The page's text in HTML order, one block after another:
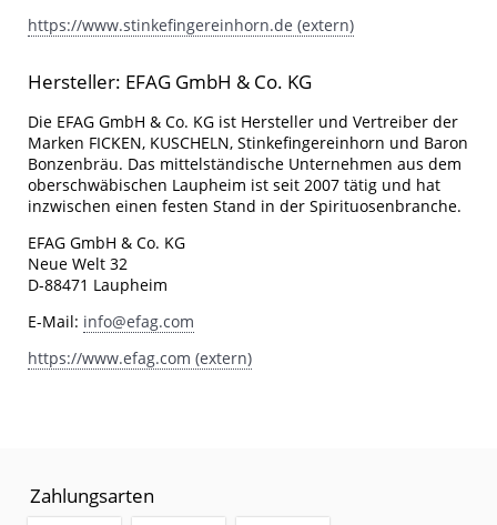
https://www.stinkefingereinhorn.de (extern)
Hersteller: EFAG GmbH & Co. KG
Die EFAG GmbH & Co. KG ist Hersteller und Vertreiber der
Marken FICKEN, KUSCHELN, Stinkefingereinhorn und Baron
Bonzenbräu. Das mittelständische Unternehmen aus dem
oberschwäbischen Laupheim ist seit 2007 tätig und hat
inzwischen einen festen Stand in der Spirituosenbranche.
EFAG GmbH & Co. KG
Neue Welt 32
D-88471 Laupheim
E-Mail: info@efag.com
https://www.efag.com (extern)
Zahlungsarten